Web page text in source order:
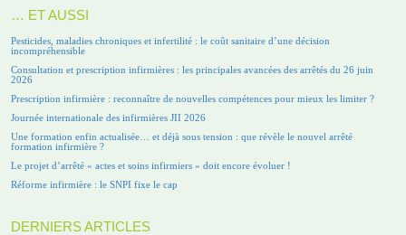
… ET AUSSI
Pesticides, maladies chroniques et infertilité : le coût sanitaire d’une décision
incompréhensible
Consultation et prescription infirmières : les principales avancées des arrêtés du 26 juin
2026
Prescription infirmière : reconnaître de nouvelles compétences pour mieux les limiter ?
Journée internationale des infirmières JII 2026
Une formation enfin actualisée… et déjà sous tension : que révèle le nouvel arrêté
formation infirmière ?
Le projet d’arrêté « actes et soins infirmiers » doit encore évoluer !
Réforme infirmière : le SNPI fixe le cap
DERNIERS ARTICLES